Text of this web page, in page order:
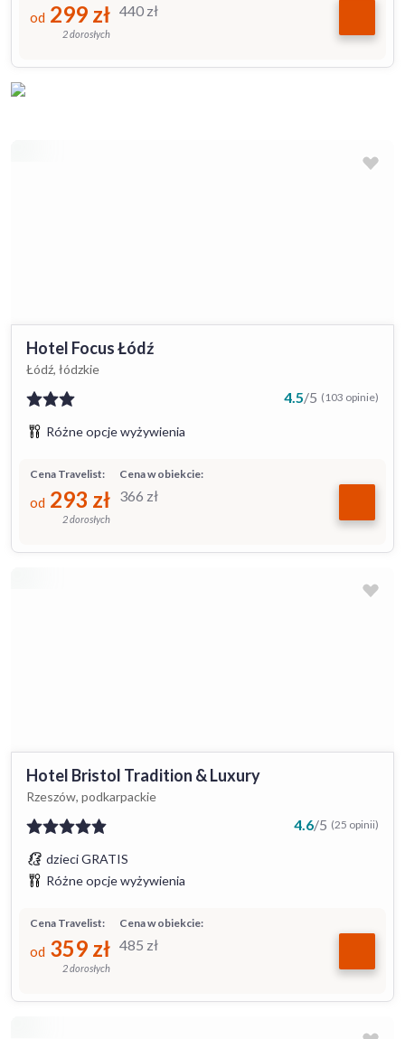
440 zł
od 299 zł
2 dorosłych
Hotel Focus Łódź
Łódź, łódzkie
4.5/5 (103 opinie)
Różne opcje wyżywienia
Cena w obiekcie:
366 zł
Cena Travelist:
od 293 zł
2 dorosłych
Hotel Bristol Tradition & Luxury
Rzeszów, podkarpackie
4.6/5 (25 opinii)
dzieci GRATIS
Różne opcje wyżywienia
Cena w obiekcie:
485 zł
Cena Travelist:
od 359 zł
2 dorosłych